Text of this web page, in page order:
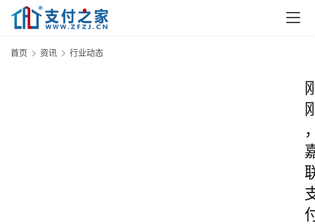
首页 资讯 行业动态